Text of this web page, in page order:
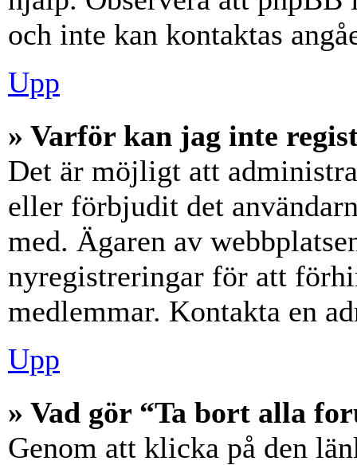
och inte kan kontaktas
Upp
» Varför kan jag inte
Det är möjligt att
eller förbjudit det
med. Ägaren av
nyregistreringar för att
medlemmar. Kontakta en
Upp
» Vad gör “Ta bort alla
Genom att klicka på den